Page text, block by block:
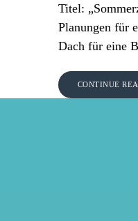
Titel:
Planungen für
Dach für eine
CONTINUE